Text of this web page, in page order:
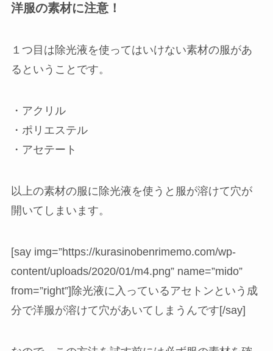
洋服の素材に注意！
１つ目は除光液を使ってはいけない素材の服があ
るということです。
・アクリル
・ポリエステル
・アセテート
以上の素材の服に除光液を使うと服が溶けて穴が
開いてしまいます。
[say img=”https://kurasinobenrimemo.com/wp-
content/uploads/2020/01/m4.png” name=”mido”
from=”right”]除光液に入っているアセトンという成
分で洋服が溶けて穴があいてしまうんです[/say]